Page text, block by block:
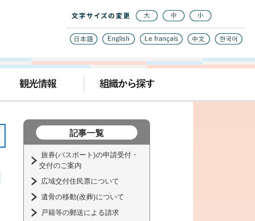
記事一覧
旅券(パスポート)の申請受付・
交付のご案内
広域交付住民票について
遺骨の移動(改葬)について
戸籍等の郵送による請求